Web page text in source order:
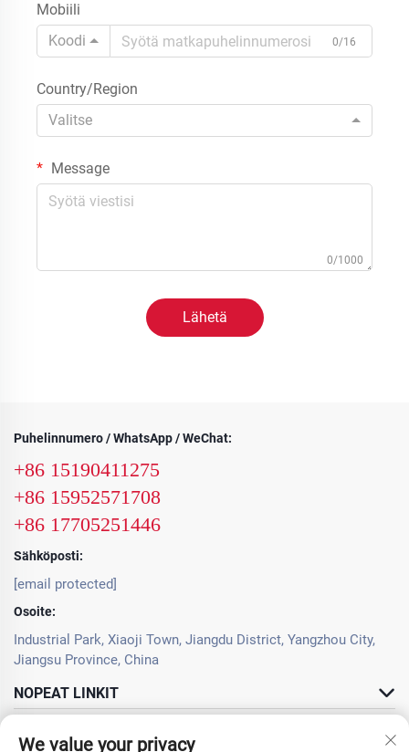
Mobiili
Koodi
0/16
Country/Region
Valitse
Message
0/1000
Lähetä
Puhelinnumero / WhatsApp / WeChat:
+86 15190411275
+86 15952571708
+86 17705251446
Sähköposti:
[email protected]
Osoite:
Industrial Park, Xiaoji Town, Jiangdu District, Yangzhou City,
Jiangsu Province, China
NOPEAT LINKIT
TUOTTEET
We value your privacy